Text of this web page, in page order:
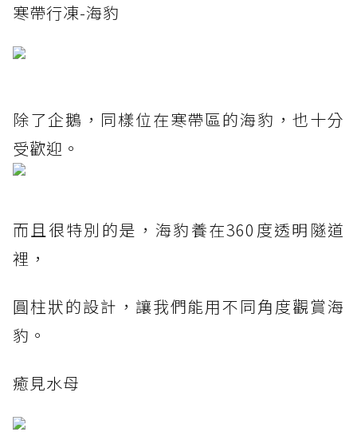
寒帶行凍-海豹
除了企鵝，同樣位在寒帶區的海豹，也十分
受歡迎。
而且很特別的是，海豹養在360度透明隧道
裡，
圓柱狀的設計，讓我們能用不同角度觀賞海
豹。
癒見水母